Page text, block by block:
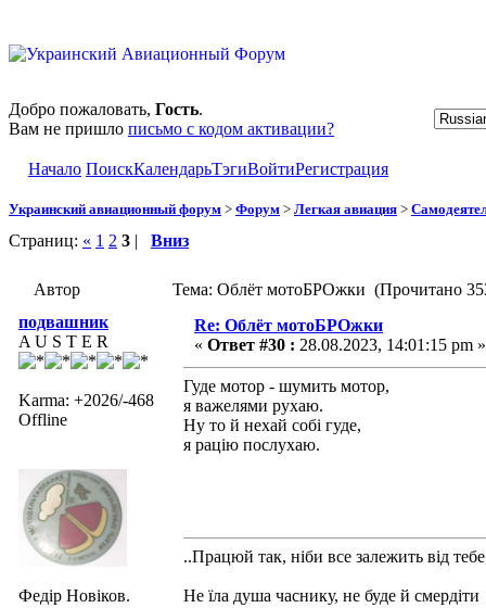
Добро пожаловать, Гость.
Вам не пришло письмо с кодом активации?
Начало ПоискКалендарьТэгиВойтиРегистрация
Украинский авиационный форум > Форум > Легкая авиация >
Страниц: « 1 2 3 | Вниз
Автор
Тема: Облёт мотоБРОжки (Прочитано
подвашник
A U S T E R
Karma: +2026/-468
Offline
Федір Новіков.
Re: Облёт мотоБРОжки
« Ответ #30 : 28.08.2023, 14:01:15 pm »
Гуде мотор - шумить мотор,
я важелями рухаю.
Ну то й нехай собі гуде,
я рацію послухаю.
..Працюй так, ніби все залежить від
Не їла душа часнику, не буде й смердіти